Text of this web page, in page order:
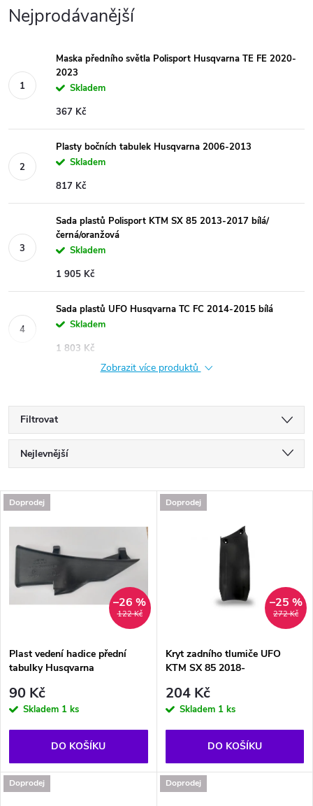
Nejprodávanější
Maska předního světla Polisport Husqvarna TE FE 2020-
2023
Skladem
367 Kč
Plasty bočních tabulek Husqvarna 2006-2013
Skladem
817 Kč
Sada plastů Polisport KTM SX 85 2013-2017 bílá/
černá/oranžová
Skladem
1 905 Kč
Sada plastů UFO Husqvarna TC FC 2014-2015 bílá
Skladem
1 803 Kč
Zobrazit více produktů
Filtrovat
Ř
a
z
e
n
p
r
o
d
Nejlevnější
Nejprodávanější
V
ý
p
i
s
p
r
d
Doprodej
122 Kč
–26 %
Plast vedení hadice přední
tabulky Husqvarna
90 Kč
Skladem 1 ks
DO KOŠÍKU
Doprodej
272 Kč
–25 %
Kryt zadního tlumiče UFO
KTM SX 85 2018-
204 Kč
Skladem 1 ks
DO KOŠÍKU
Doprodej Doprodej